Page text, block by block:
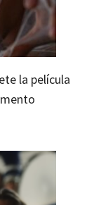
la película